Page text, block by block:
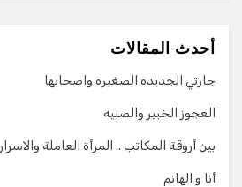
أحدث المقالات
جارتي الجديده الصغيره واصحابها
العجوز الخبير والصبيه
بين أروقة المكاتب .. المرأة العاملة والاسرار
أنا و الهانم